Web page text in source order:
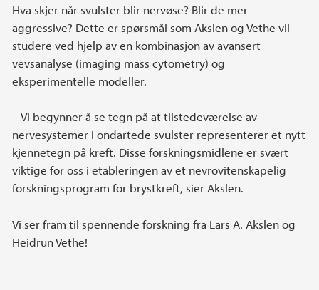
Hva skjer når svulster blir nervøse? Blir de mer
aggressive? Dette er spørsmål som Akslen og Vethe vil
studere ved hjelp av en kombinasjon av avansert
vevsanalyse (imaging mass cytometry) og
eksperimentelle modeller.
– Vi begynner å se tegn på at tilstedeværelse av
nervesystemer i ondartede svulster representerer et nytt
kjennetegn på kreft. Disse forskningsmidlene er svært
viktige for oss i etableringen av et nevrovitenskapelig
forskningsprogram for brystkreft, sier Akslen.
Vi ser fram til spennende forskning fra Lars A. Akslen og
Heidrun Vethe!